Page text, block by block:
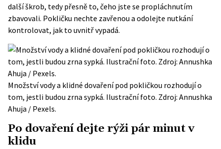
další škrob, tedy přesně to, čeho jste se propláchnutím
zbavovali. Pokličku nechte zavřenou a odolejte nutkání
kontrolovat, jak to uvnitř vypadá.
Množství vody a klidné dovaření pod pokličkou rozhodují o
tom, jestli budou zrna sypká. Ilustrační foto. Zdroj: Annushka
Ahuja / Pexels.
Po dovaření dejte rýži pár minut v
klidu